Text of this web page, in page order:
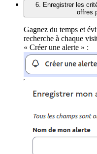
6. Enregistrer les
offres
Gagnez du temps et
recherche à chaque
« Créer une alerte » :